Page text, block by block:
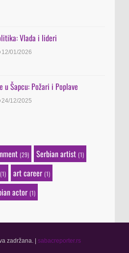
Vlada i lideri
12/01/2026
u Šapcu: Požari i Poplave
24/12/2025
(29) Serbian artist (1)
(1) art career (1)
actor (1)
zadržana. sabacreporter.rs